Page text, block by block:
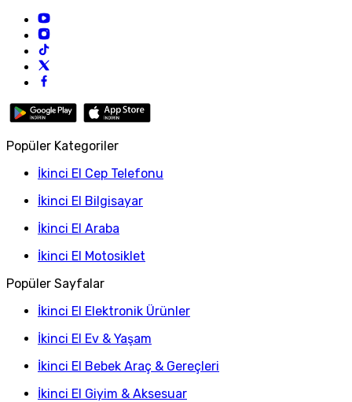
Popüler Kategoriler
İkinci El Cep Telefonu
İkinci El Bilgisayar
İkinci El Araba
İkinci El Motosiklet
Popüler Sayfalar
İkinci El Elektronik Ürünler
İkinci El Ev & Yaşam
İkinci El Bebek Araç & Gereçleri
İkinci El Giyim & Aksesuar